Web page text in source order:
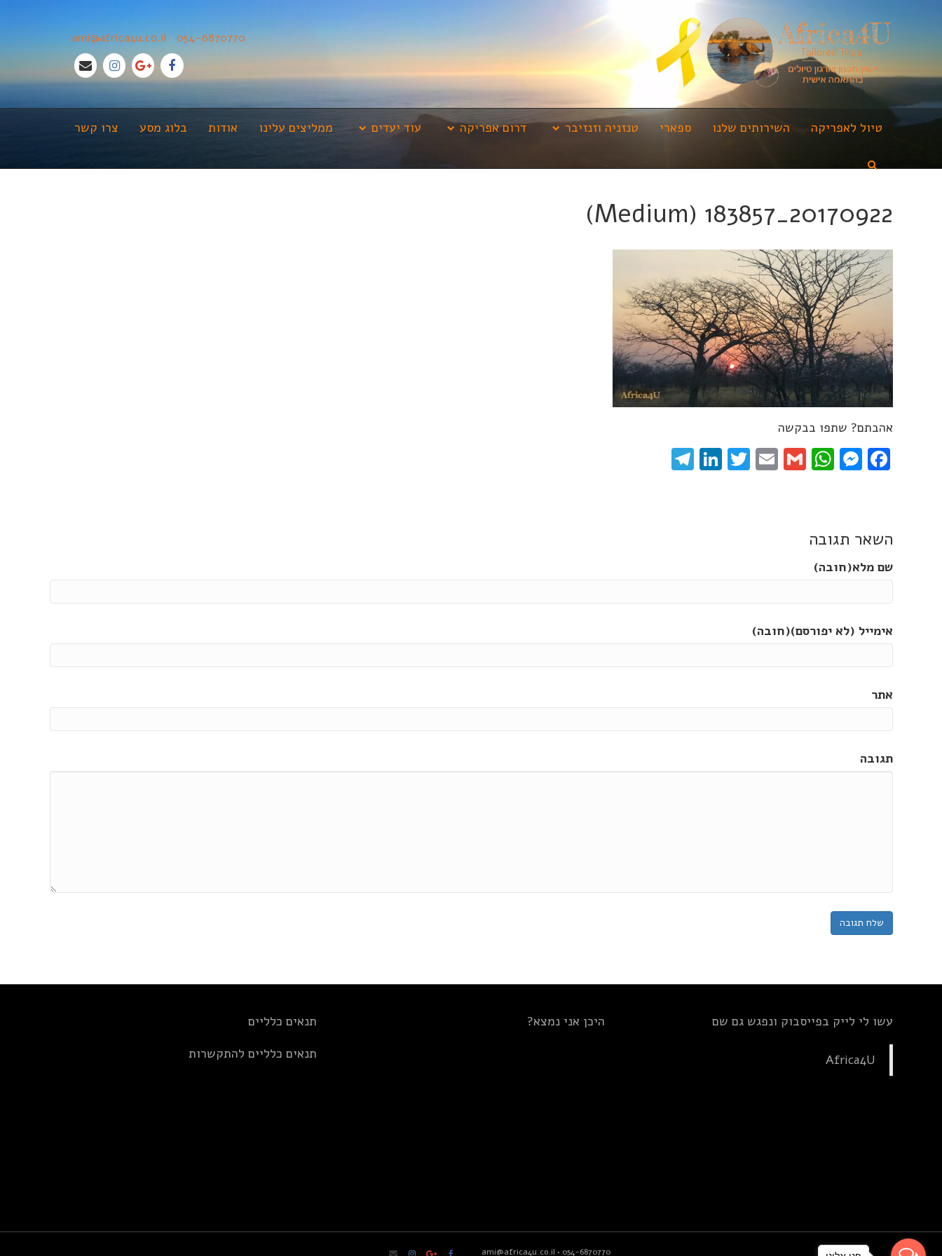
054-6870770
•
ami@africa4u.co.il
טיול לאפריקה השירותים שלנו ספארי טנזניה וזנזיבר דרום אפריקה עוד יעדים ממליצים עלינו אודות בלוג מסע צרו קשר
20170922_183857 (Medium)
אהבתם? שתפו בבקשה
Facebook
Messenger
WhatsApp
Gmail
Email
Twitter
LinkedIn
השאר תגובה
שם מלא(חובה)
אימייל (לא יפורסם)(חובה)
אתר
תגובה
עשו לי לייק בפייסבוק ונפגש גם שם
Africa4U
היכן אני נמצא?
תנאים כלליים
תנאים כלליים להתקשרות
054-6870770
•
ami@africa4u.co.il